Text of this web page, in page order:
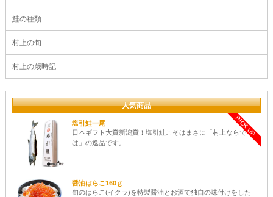
鮭の種類
村上の旬
村上の歳時記
人気商品
塩引鮭一尾
日本ギフト大賞新潟賞！塩引鮭こそはまさに「村上ならで
は」の逸品です。
PICK UP
醤油はらこ160ｇ
旬のはらこ(イクラ)を特製醤油とお酒で独自の味付けをした